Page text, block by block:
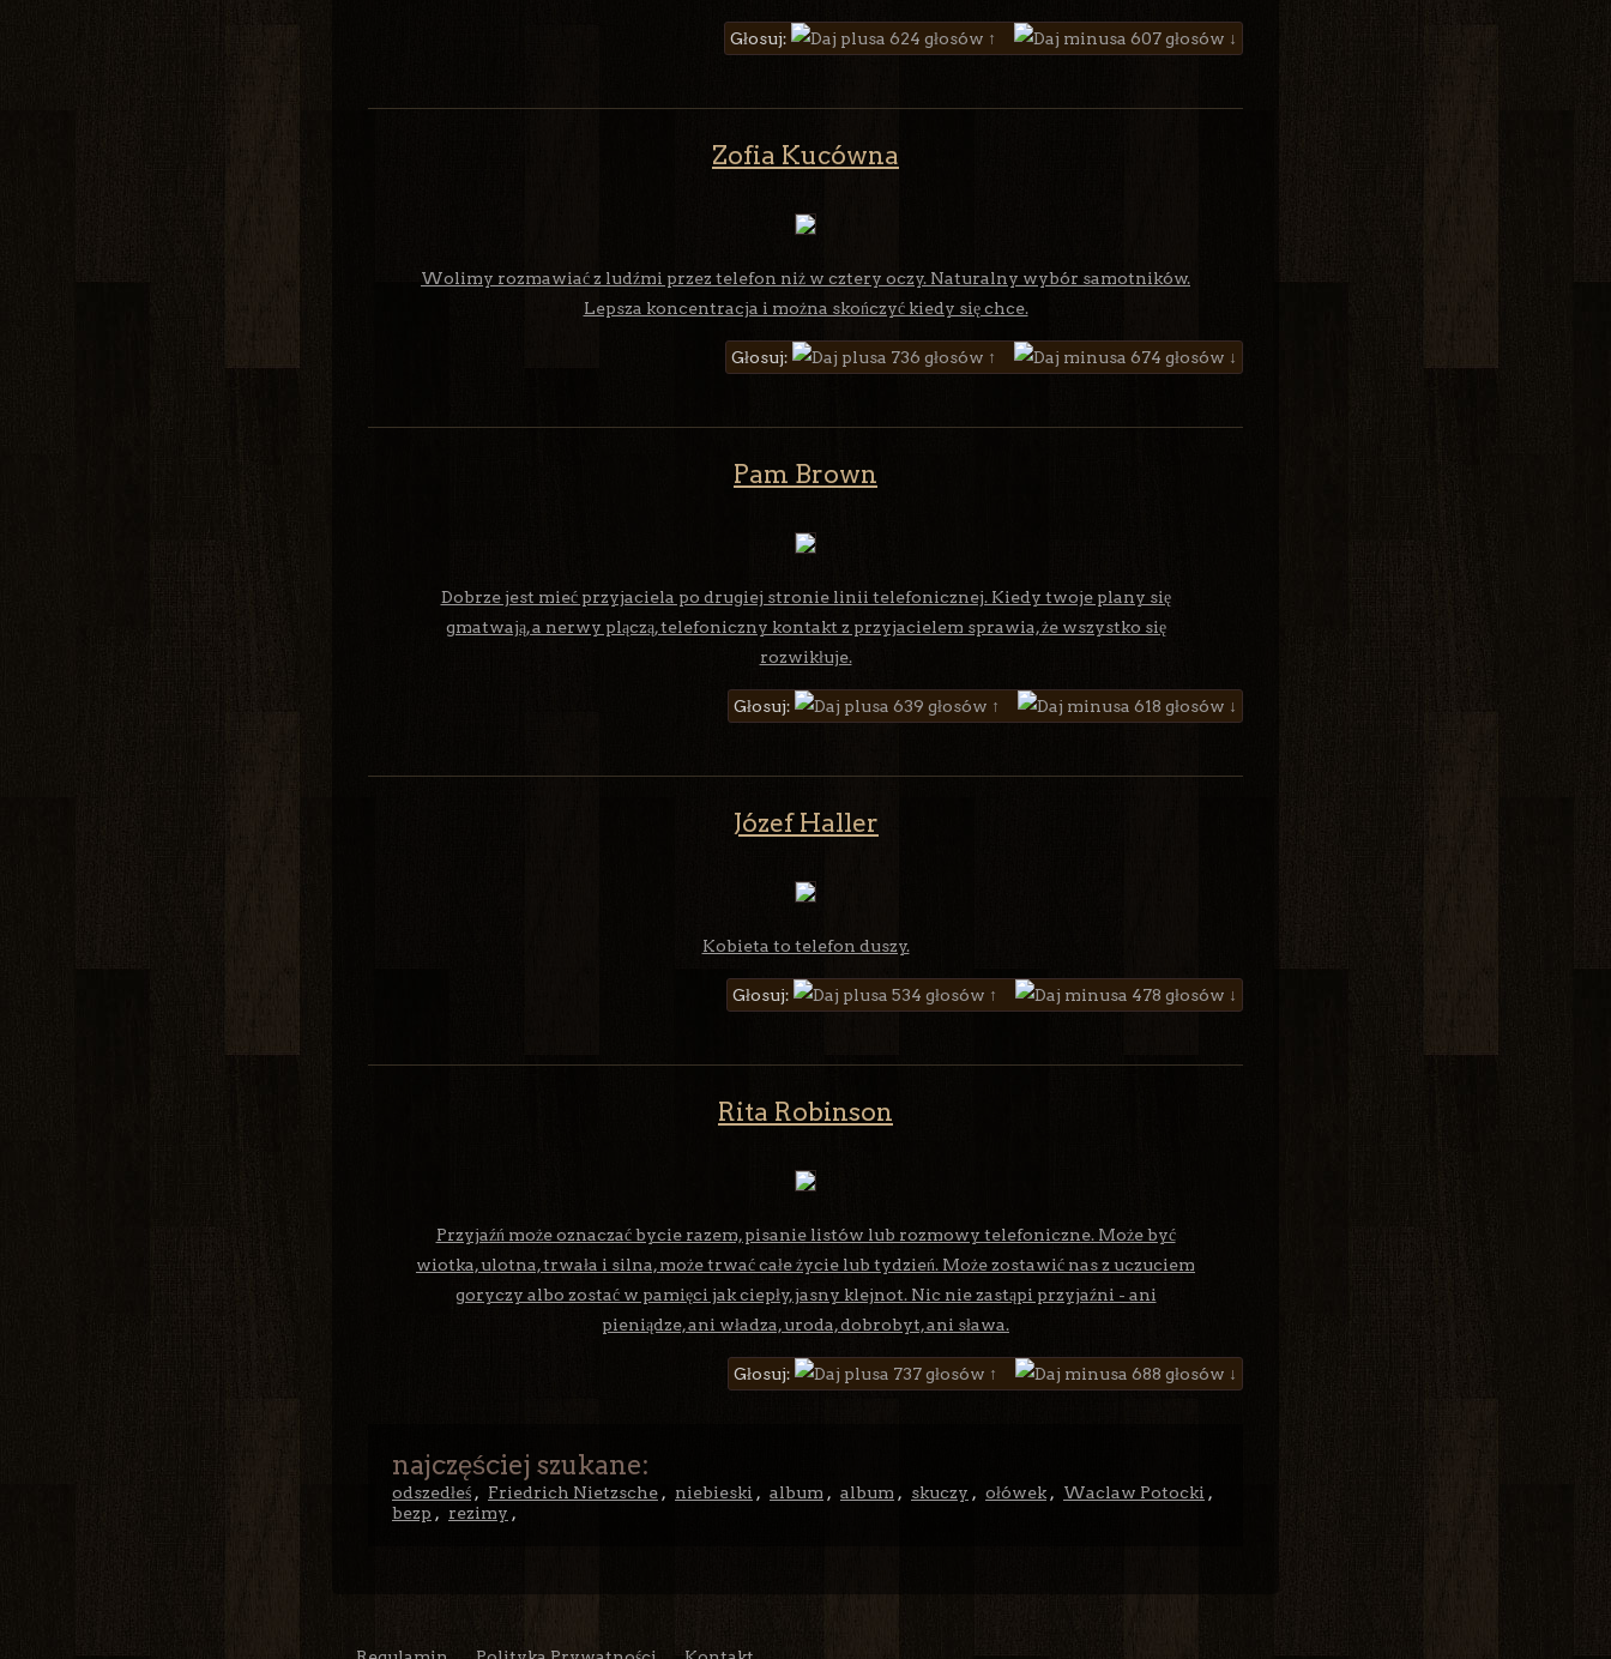
Głosuj: 624 głosów ↑ 607 głosów ↓
Zofia Kucówna
Wolimy rozmawiać z ludźmi przez telefon niż w cztery oczy. Naturalny wybór samotników.
Lepsza koncentracja i można skończyć kiedy się chce.
Głosuj: 736 głosów ↑ 674 głosów ↓
Pam Brown
Dobrze jest mieć przyjaciela po drugiej stronie linii telefonicznej. Kiedy twoje plany się
gmatwają, a nerwy plączą, telefoniczny kontakt z przyjacielem sprawia, że wszystko się
rozwikłuje.
Głosuj: 639 głosów ↑ 618 głosów ↓
Józef Haller
Kobieta to telefon duszy.
Głosuj: 534 głosów ↑ 478 głosów ↓
Rita Robinson
Przyjaźń może oznaczać bycie razem, pisanie listów lub rozmowy telefoniczne. Może być
wiotka, ulotna, trwała i silna, może trwać całe życie lub tydzień. Może zostawić nas z uczuciem
goryczy albo zostać w pamięci jak ciepły, jasny klejnot. Nic nie zastąpi przyjaźni - ani
pieniądze, ani władza, uroda, dobrobyt, ani sława.
Głosuj: 737 głosów ↑ 688 głosów ↓
najczęściej szukane:
odszedłeś , Friedrich Nietzsche , niebieski , album , album , skuczy , ołówek , Waclaw Potocki ,
bezp , rezimy ,